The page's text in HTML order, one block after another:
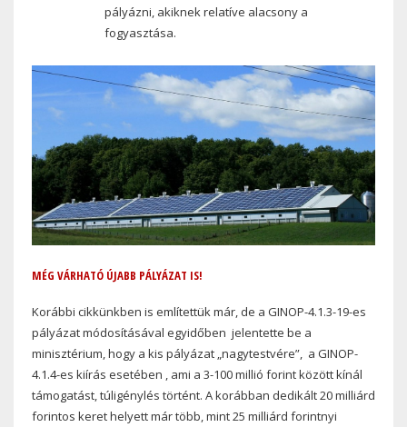
pályázni, akiknek relatíve alacsony a
fogyasztása.
MÉG VÁRHATÓ ÚJABB PÁLYÁZAT IS!
Korábbi cikkünkben is említettük már, de a GINOP-4.1.3-19-es
pályázat módosításával egyidőben jelentette be a
minisztérium, hogy a kis pályázat „nagytestvére”, a GINOP-
4.1.4-es kiírás esetében , ami a 3-100 millió forint között kínál
támogatást, túligénylés történt. A korábban dedikált 20 milliárd
forintos keret helyett már több, mint 25 milliárd forintnyi